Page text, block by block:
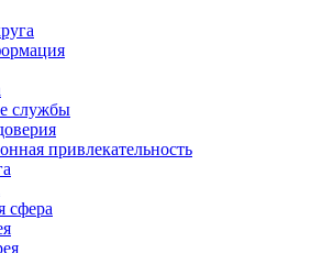
службы
привлекательность
сфера